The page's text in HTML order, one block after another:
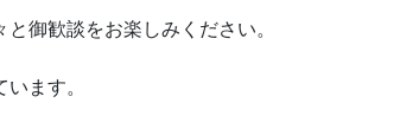
御歓談をお楽しみください。
ます。